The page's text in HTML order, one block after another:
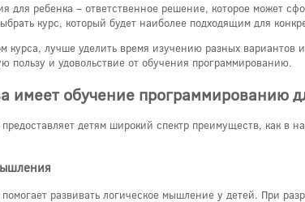
для ребенка – ответственное решение, которое может
курс, который будет наиболее подходящим для
курса, лучше уделить время изучению разных
пользу и удовольствие от обучения программированию.
имеет обучение программированию
детям широкий спектр преимуществ, как в
развивать логическое мышление у детей. При